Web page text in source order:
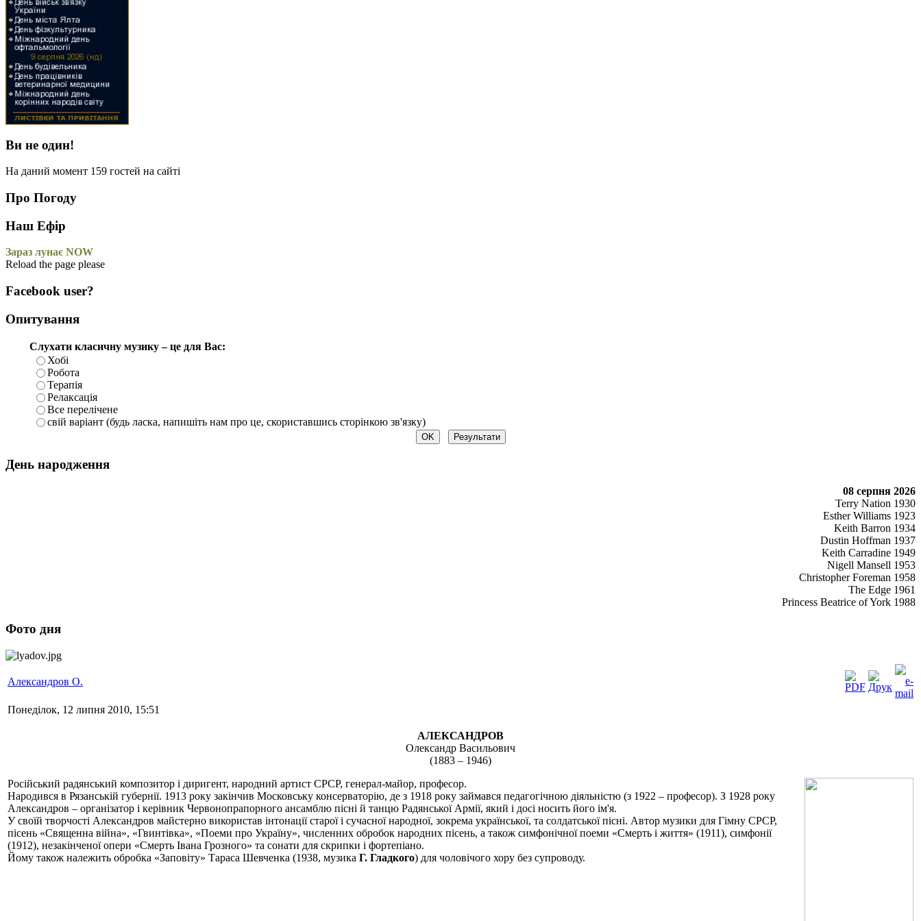
Ви не один!
На даний момент 159 гостей на сайті
Про Погоду
Наш Ефір
Зараз лунає NOW
Reload the page please
Facebook user?
Опитування
Слухати класичну музику – це для Вас:
Хобі
Робота
Терапія
Релаксація
Все перелічене
свій варіант (будь ласка, напишіть нам про це, скориставшись сторінкою зв'язку)
День народження
08 серпня 2026
Terry Nation 1930
Esther Williams 1923
Keith Barron 1934
Dustin Hoffman 1937
Keith Carradine 1949
Nigell Mansell 1953
Christopher Foreman 1958
The Edge 1961
Princess Beatrice of York 1988
Фото дня
Александров О.
Понеділок, 12 липня 2010, 15:51
АЛЕКСАНДРОВ
Олександр Васильович
(1883 – 1946)
Російський радянський композитор і диригент, народний артист СРСР, генерал-майор, професор.
Народився в Рязанській губернії. 1913 року закінчив Московську консерваторію, де з 1918 року займався педагогічною діяльністю (з 1922 – професор). З 1928 року
Александров – організатор і керівник Червонопрапорного ансамблю пісні й танцю Радянської Армії, який і досі носить його ім'я.
У своїй творчості Александров майстерно використав інтонації старої і сучасної народної, зокрема української, та солдатської пісні. Автор музики для Гімну СРСР,
пісень «Священна війна», «Гвинтівка», «Поеми про Україну», численних обробок народних пісень, а також симфонічної поеми «Смерть і життя» (1911), симфонії
(1912), незакінченої опери «Смерть Івана Грозного» та сонати для скрипки і фортепіано.
Йому також належить обробка «Заповіту» Тараса Шевченка (1938, музика Г. Гладкого) для чоловічого хору без супроводу.